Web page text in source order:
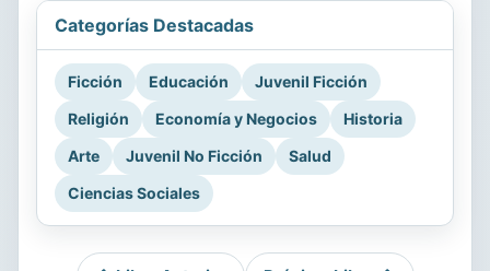
Categorías Destacadas
Ficción Educación
Juvenil Ficción
Religión
Economía y Negocios
Historia
Arte
Juvenil No Ficción
Salud
Ciencias Sociales